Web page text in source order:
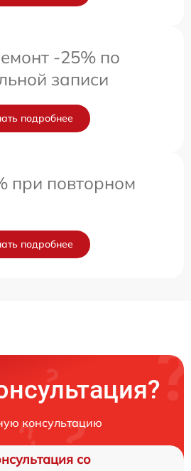
-25% по
записи
подробнее
при повторном
подробнее
консультацию
со